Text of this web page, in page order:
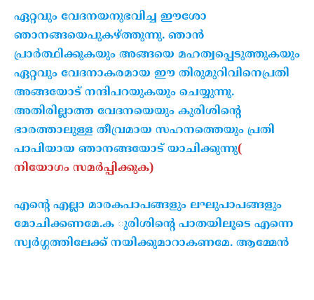
ഏറ്റവും വേദനയനുഭവിച്ച ഈശോ
ഞാനങ്ങയെപുകഴ്ത്തുന്നു. ഞാന്‍
പ്രാര്‍ത്ഥിക്കുകയും അങ്ങയെ മഹത്വപ്പെടുത്തുകയും
ഏറ്റവും വേദനാകരമായ ഈ തിരുമുറിവിനെപ്രതി
അങ്ങയോട് നന്ദിപറയുകയും ചെയ്യുന്നു.
അതിരില്ലാത്ത വേദനയെയും കുരിശിന്റെ
ഭാരത്താലുള്ള തീവ്രമായ സഹനത്തെയും പ്രതി
പാപിയായ ഞാനങ്ങയോട് യാചിക്കുന്നു(
നിയോഗം സമര്‍പ്പിക്കുക)
എന്റെ എല്ലാ മാരകപാപങ്ങളും ലഘുപാപങ്ങളും
മോചിക്കണമേ.ക ുരിശിന്റെ പാതയിലൂടെ എന്നെ
സ്വര്‍ഗ്ഗത്തിലേക്ക് നയിക്കുമാറാകണമേ. ആമ്മേന്‍